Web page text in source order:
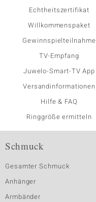
Echtheitszertifikat
Willkommenspaket
Gewinnspielteilnahme
TV-Empfang
Juwelo-Smart-TV App
Versandinformationen
Hilfe & FAQ
Ringgröße ermitteln
Schmuck
Gesamter Schmuck
Anhänger
Armbänder